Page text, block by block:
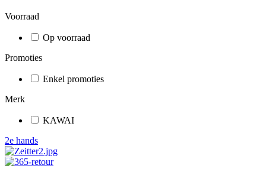
Voorraad
Op voorraad
Promoties
Enkel promoties
Merk
KAWAI
2e hands